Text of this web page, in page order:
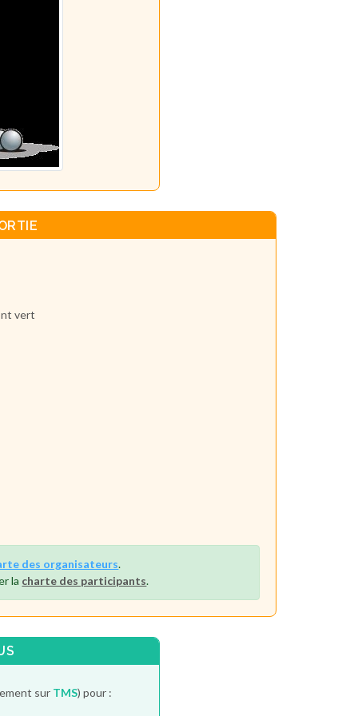
vert
des organisateurs.
la charte des participants.
sur TMS) pour :